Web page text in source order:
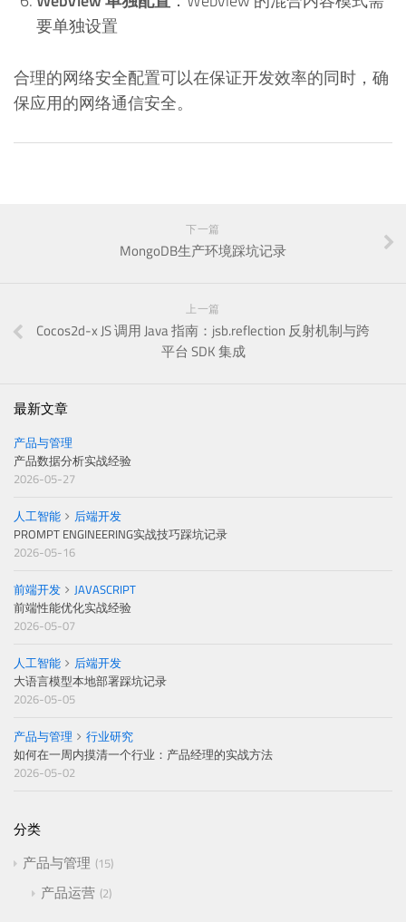
要单独设置
合理的网络安全配置可以在保证开发效率的同时，确
保应用的网络通信安全。
下一篇
MongoDB生产环境踩坑记录
上一篇
Cocos2d-x JS 调用 Java 指南：jsb.reflection 反射机制与跨
平台 SDK 集成
最新文章
产品与管理
产品数据分析实战经验
2026-05-27
人工智能
后端开发
PROMPT ENGINEERING实战技巧踩坑记录
2026-05-16
前端开发
JAVASCRIPT
前端性能优化实战经验
2026-05-07
人工智能
后端开发
大语言模型本地部署踩坑记录
2026-05-05
产品与管理
行业研究
如何在一周内摸清一个行业：产品经理的实战方法
2026-05-02
分类
产品与管理 15
产品运营 2